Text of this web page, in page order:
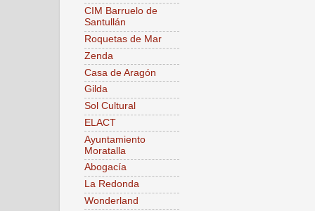
CIM Barruelo de
Santullán
Roquetas de Mar
Zenda
Casa de Aragón
Gilda
Sol Cultural
ELACT
Ayuntamiento
Moratalla
Abogacía
La Redonda
Wonderland